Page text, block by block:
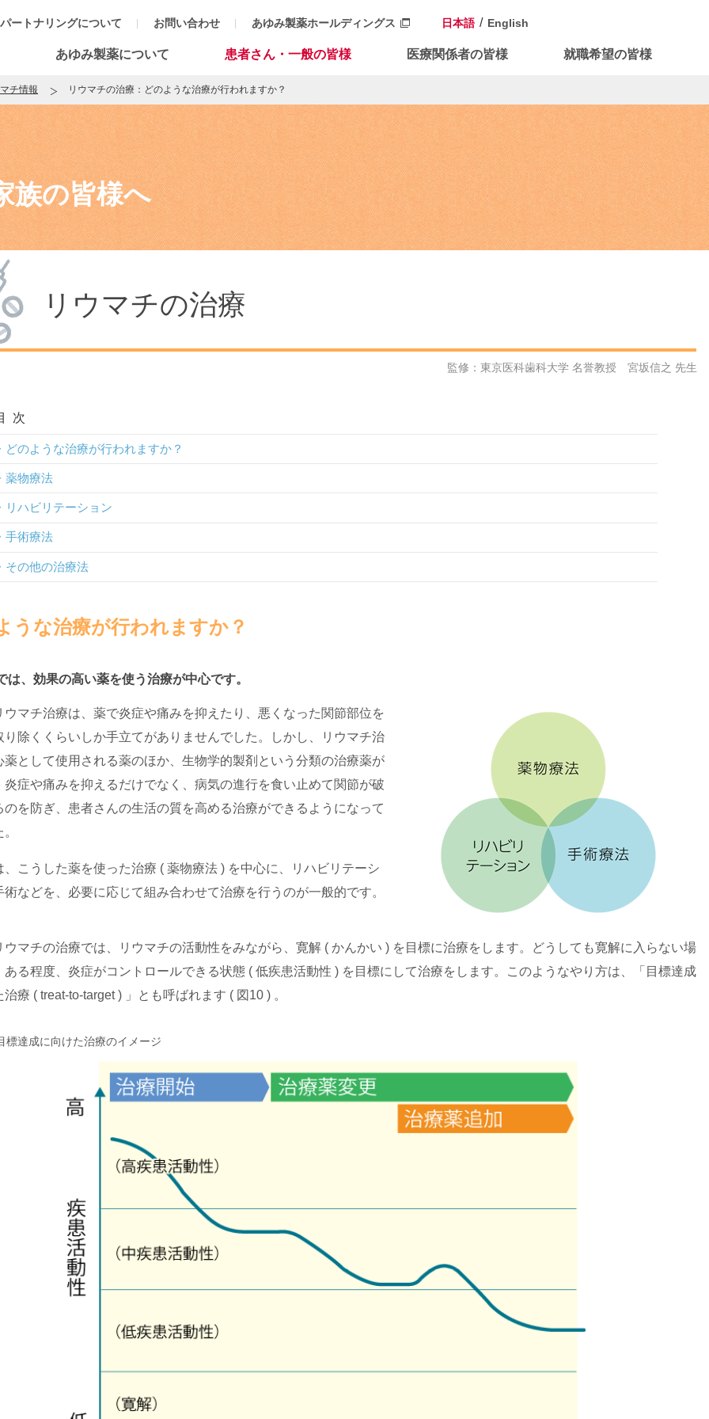
パートナリングについて お問い合わせ あゆみ製薬ホールディングス 日本語 English
あゆみ製薬について 患者さん・一般の皆様 医療関係者の皆様 就職希望の皆様
チ情報 リウマチの治療：どのような治療が行われますか？
族の皆様へ
リウマチの治療
監修：東京医科歯科大学 名誉教授 宮坂信之 先生
次
どのような治療が行われますか？
薬物療法
リハビリテーション
手術療法
その他の治療法
うな治療が行われますか？
は、効果の高い薬を使う治療が中心です。
ウマチ治療は、薬で炎症や痛みを抑えたり、悪くなった関節部位を
り除くくらいしか手立てがありませんでした。しかし、リウマチ治
薬として使用される薬のほか、生物学的製剤という分類の治療薬が
炎症や痛みを抑えるだけでなく、病気の進行を食い止めて関節が破
のを防ぎ、患者さんの生活の質を高める治療ができるようになって
、こうした薬を使った治療 ( 薬物療法 ) を中心に、リハビリテーシ
術などを、必要に応じて組み合わせて治療を行うのが一般的です。
ウマチの治療では、リウマチの活動性をみながら、寛解 ( かんかい ) を目標に治療をします。どうしても寛解に入らない場
ある程度、炎症がコントロールできる状態 ( 低疾患活動性 ) を目標にして治療をします。このようなやり方は、「目標達成
治療 ( treat-to-target ) 」とも呼ばれます ( 図10 ) 。
標達成に向けた治療のイメージ